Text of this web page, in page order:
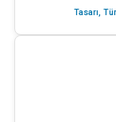
Tasarı,